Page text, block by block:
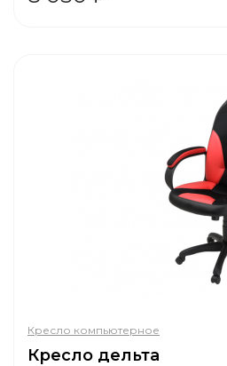
Кресло компьютерное
Кресло дельта